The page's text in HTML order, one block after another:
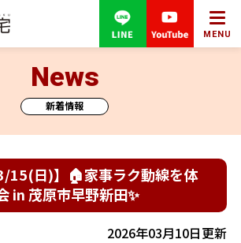
MENU
新着情報
News
15(日)】🏠家事ラク動線を体
in 茂原市早野新田✨
2026年03月10日更新